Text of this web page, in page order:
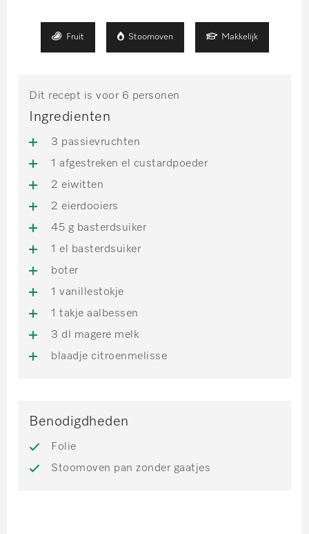
Fruit Stoomoven Makkelijk
Dit recept is voor 6 personen
Ingredienten
3 passievruchten
1 afgestreken el custardpoeder
2 eiwitten
2 eierdooiers
45 g basterdsuiker
1 el basterdsuiker
boter
1 vanillestokje
1 takje aalbessen
3 dl magere melk
blaadje citroenmelisse
Benodigdheden
Folie
Stoomoven pan zonder gaatjes